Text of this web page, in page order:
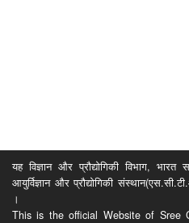
यह विज्ञान और प्रौद्योगिकी विभाग,
आयुर्विज्ञान और प्रौद्योगिकी
।
This is the official Website of Sree